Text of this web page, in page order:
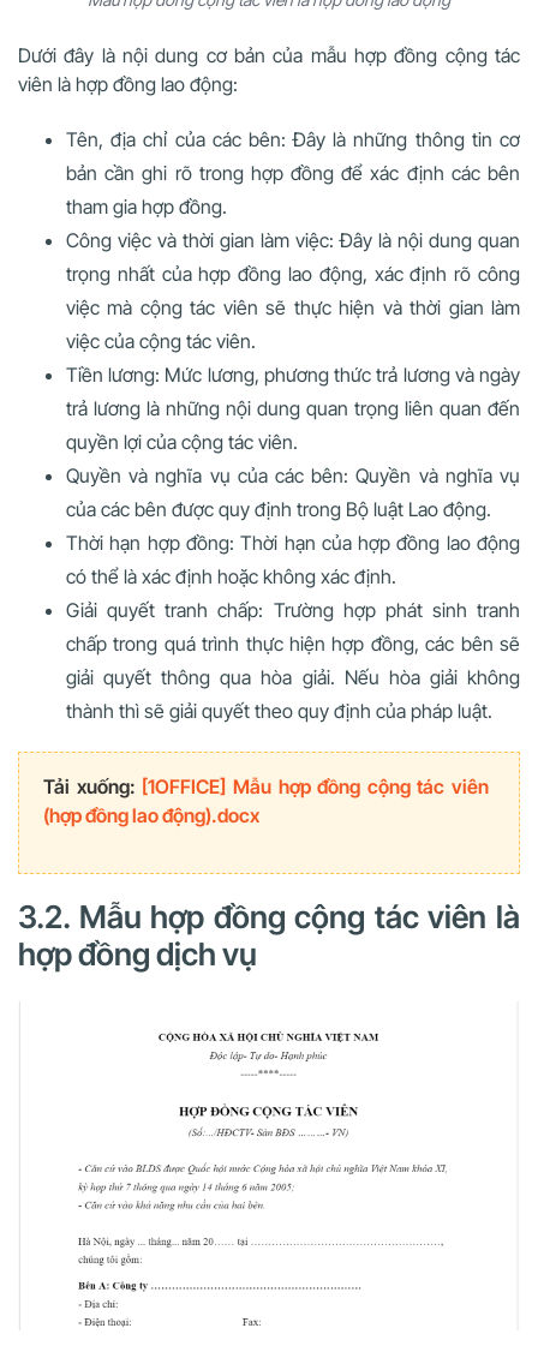
Dưới đây là nội dung cơ bản của mẫu hợp đồng cộng tác
viên là hợp đồng lao động:
Tên, địa chỉ của các bên: Đây là những thông tin cơ
bản cần ghi rõ trong hợp đồng để xác định các bên
tham gia hợp đồng.
Công việc và thời gian làm việc: Đây là nội dung quan
trọng nhất của hợp đồng lao động, xác định rõ công
việc mà cộng tác viên sẽ thực hiện và thời gian làm
việc của cộng tác viên.
Tiền lương: Mức lương, phương thức trả lương và ngày
trả lương là những nội dung quan trọng liên quan đến
quyền lợi của cộng tác viên.
Quyền và nghĩa vụ của các bên: Quyền và nghĩa vụ
của các bên được quy định trong Bộ luật Lao động.
Thời hạn hợp đồng: Thời hạn của hợp đồng lao động
có thể là xác định hoặc không xác định.
Giải quyết tranh chấp: Trường hợp phát sinh tranh
chấp trong quá trình thực hiện hợp đồng, các bên sẽ
giải quyết thông qua hòa giải. Nếu hòa giải không
thành thì sẽ giải quyết theo quy định của pháp luật.
Tải xuống: [1OFFICE] Mẫu hợp đồng cộng tác viên
(hợp đồng lao động).docx
3.2. Mẫu hợp đồng cộng tác viên là
hợp đồng dịch vụ